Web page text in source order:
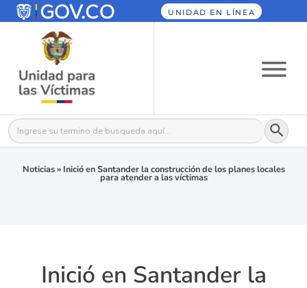
UNIDAD EN LÍNEA
Buscar: Botón
Noticias» Inició en Santander la construcción de los planes locales
para atender a las víctimas
Inició en Santander la